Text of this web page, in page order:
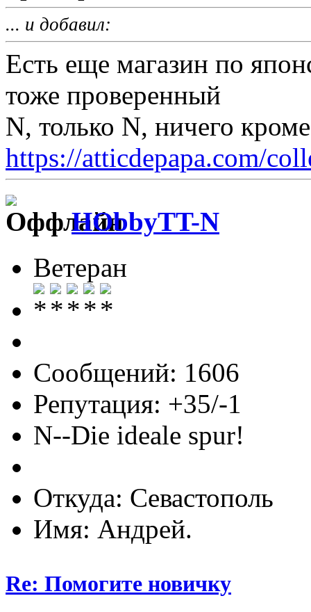
... и добавил:
Есть еще магазин по
тоже проверенный
N, только N, ничего
https://atticdepapa.com/
HObbyTT-N
Ветеран
Сообщений: 1606
Репутация: +35/-1
N--Die ideale spur!
Откуда: Севастополь
Имя: Андрей.
Re: Помогите новичку